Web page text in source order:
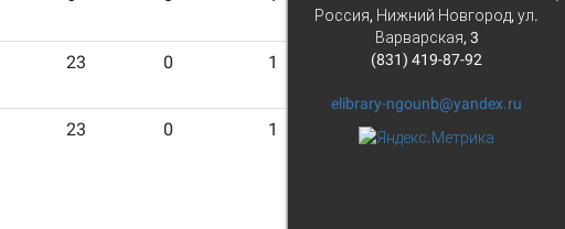
23 0 1 23
23 0 1 23
Россия, Нижний Новгород, ул.
Варварская, 3
(831) 419-87-92
elibrary-ngounb@yandex.ru